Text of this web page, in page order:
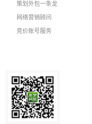
策划外包一条龙
网络营销顾问
竞价账号服务